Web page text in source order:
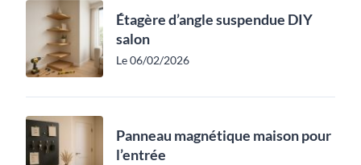
Étagère d’angle suspendue DIY
salon
Le 06/02/2026
Panneau magnétique maison pour
l’entrée